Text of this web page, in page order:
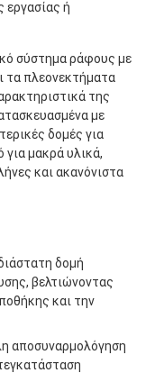
ή
σύστημα ράφους με
τα πλεονεκτήματα
της
με
δομές για
μακρά υλικά,
και ακανόνιστα
δομή
βελτιώνοντας
και την
αποσυναρμολόγηση